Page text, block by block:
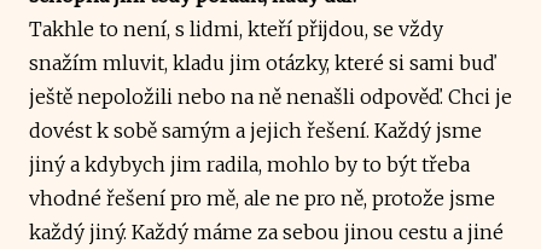
Takhle to není, s lidmi, kteří přijdou, se vždy
snažím mluvit, kladu jim otázky, které si sami buď
ještě nepoložili nebo na ně nenašli odpověď. Chci je
dovést k sobě samým a jejich řešení. Každý jsme
jiný a kdybych jim radila, mohlo by to být třeba
vhodné řešení pro mě, ale ne pro ně, protože jsme
každý jiný. Každý máme za sebou jinou cestu a jiné